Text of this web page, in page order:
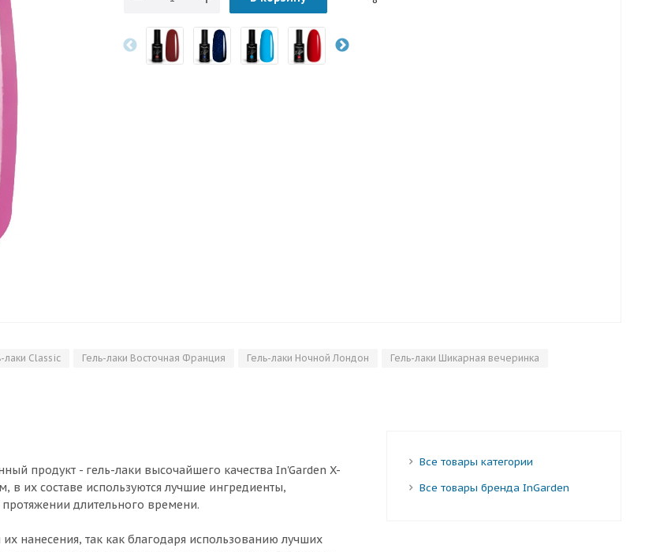
лаки Classic Гель-лаки Восточная Франция Гель-лаки Ночной Лондон
Гель-лаки Шикарная вечеринка
продукт - гель-лаки высочайшего качества In'Garden X-
в их составе используются лучшие ингредиенты,
длительного времени.
нанесения, так как благодаря использованию лучших
Все товары категории
Все товары бренда InGarden